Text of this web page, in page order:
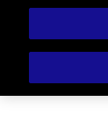
familiares